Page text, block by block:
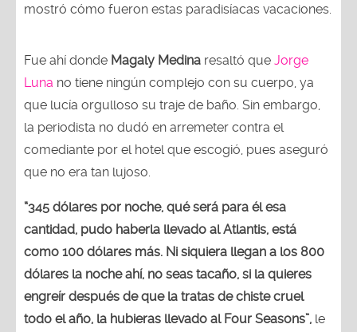
mostró cómo fueron estas paradisíacas vacaciones.
Fue ahí donde Magaly Medina resaltó que Jorge
Luna no tiene ningún complejo con su cuerpo, ya
que lucía orgulloso su traje de baño. Sin embargo,
la periodista no dudó en arremeter contra el
comediante por el hotel que escogió, pues aseguró
que no era tan lujoso.
“345 dólares por noche, qué será para él esa
cantidad, pudo haberla llevado al Atlantis, está
como 100 dólares más. Ni siquiera llegan a los 800
dólares la noche ahí, no seas tacaño, si la quieres
engreír después de que la tratas de chiste cruel
todo el año, la hubieras llevado al Four Seasons”, le